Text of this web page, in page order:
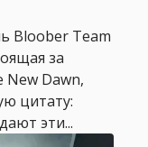
Bloober Team
за
New Dawn,
цитату:
эти...